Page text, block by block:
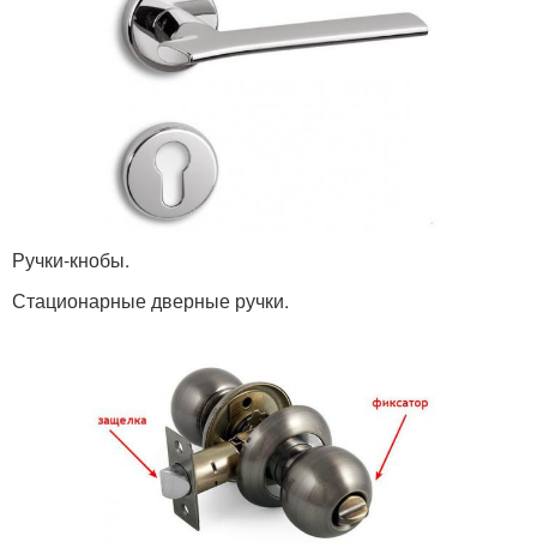
Ручки-кнобы.
Стационарные дверные ручки.